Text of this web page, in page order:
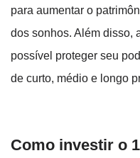
para aumentar o
dos sonhos. Além disso,
possível proteger seu
de curto, médio e longo
Como investir o